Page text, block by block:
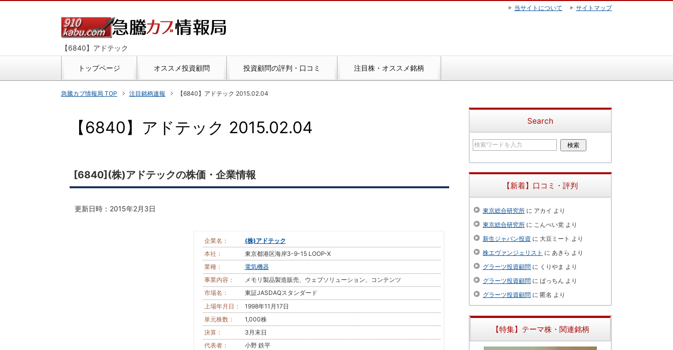
【6840】アドテック
トップページ オススメ投資顧問 投資顧問の評判・口コミ 注目株・オススメ銘柄
急騰カブ情報局 TOP 注目銘柄速報 【6840】アドテック 2015.02.04
【6840】アドテック 2015.02.04
[6840](株)アドテックの株価・企業情報
更新日時： 2015年2月3日
企業名：
(株)アドテック
本社：
東京都港区海岸3-9-15 LOOP-X
業種：
電気機器
事業内容：
メモリ製品製造販売、ウェブソリューション、コンテンツ
市場名：
東証JASDAQスタンダード
上場年月日：
1998年11月17日
単元株数：
1,000株
決算：
3月末日
代表者：
小野 鉄平
Search
【新着】口コミ・評判
東京総合研究所 に アカイ より
東京総合研究所 に こんぺい党 より
新生ジャパン投資 に 大豆ミート より
株エヴァンジェリスト に あきら より
グラーツ投資顧問 に くりやま より
グラーツ投資顧問 に ばっちん より
グラーツ投資顧問 に 匿名 より
【特集】テーマ株・関連銘柄
当サイトについて サイトマップ